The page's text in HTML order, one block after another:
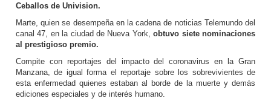
Ceballos de Univision.
Marte, quien se desempeña en la cadena de noticias Telemundo del
canal 47, en la ciudad de Nueva York,obtuvo siete nominaciones
al prestigioso premio.
Compite con reportajes del impacto del coronavirus en la Gran
Manzana, de igual forma el reportaje sobre los sobrevivientes de
esta enfermedad quienes estaban al borde de la muerte y demás
ediciones especiales y de interés humano.